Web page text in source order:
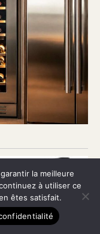
la meilleure
à utiliser ce
êtes satisfait.